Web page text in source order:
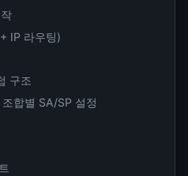
IP 라우팅)
구조
합별 SA/SP 설정